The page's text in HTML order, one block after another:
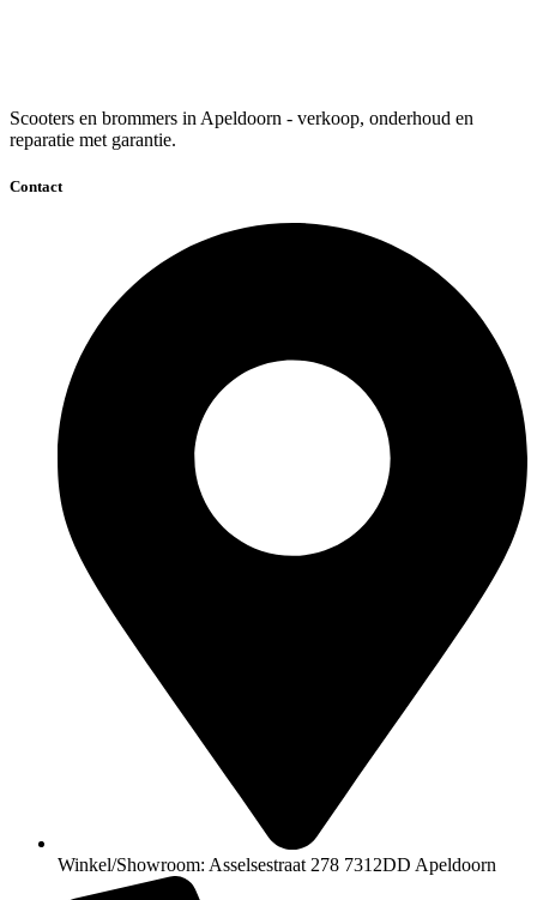
Scooters en brommers in Apeldoorn - verkoop, onderhoud en
reparatie met garantie.
Contact
Winkel/Showroom: Asselsestraat 278 7312DD Apeldoorn